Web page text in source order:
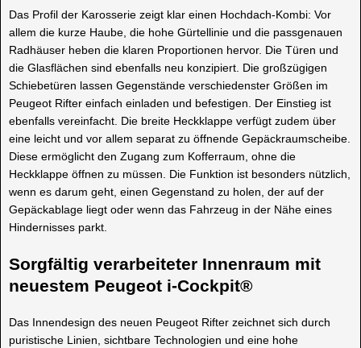
Das Profil der Karosserie zeigt klar einen Hochdach-Kombi: Vor
allem die kurze Haube, die hohe Gürtellinie und die passgenauen
Radhäuser heben die klaren Proportionen hervor. Die Türen und
die Glasflächen sind ebenfalls neu konzipiert. Die großzügigen
Schiebetüren lassen Gegenstände verschiedenster Größen im
Peugeot Rifter einfach einladen und befestigen. Der Einstieg ist
ebenfalls vereinfacht. Die breite Heckklappe verfügt zudem über
eine leicht und vor allem separat zu öffnende Gepäckraumscheibe.
Diese ermöglicht den Zugang zum Kofferraum, ohne die
Heckklappe öffnen zu müssen. Die Funktion ist besonders nützlich,
wenn es darum geht, einen Gegenstand zu holen, der auf der
Gepäckablage liegt oder wenn das Fahrzeug in der Nähe eines
Hindernisses parkt.
Sorgfältig verarbeiteter Innenraum mit
neuestem Peugeot i-Cockpit®
Das Innendesign des neuen Peugeot Rifter zeichnet sich durch
puristische Linien, sichtbare Technologien und eine hohe